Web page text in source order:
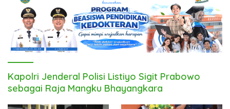
Kapolri Jenderal Polisi Listiyo Sigit Prabowo
sebagai Raja Mangku Bhayangkara